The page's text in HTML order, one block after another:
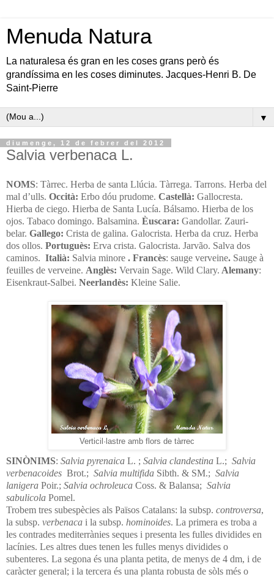
Menuda Natura
La naturalesa és gran en les coses grans però és
grandíssima en les coses diminutes. Jacques-Henri B. De
Saint-Pierre
▼
diumenge, 12 de febrer del 2012
Salvia verbenaca L.
NOMS: Tàrrec. Herba de santa Llúcia. Tàrrega. Tarrons. Herba del
mal d’ulls. Occità: Erbo dóu prudome. Castellà: Gallocresta.
Hierba de ciego. Hierba de Santa Lucía. Bálsamo. Hierba de los
ojos. Tabaco domingo. Balsamina. Èuscara: Gandollar. Zauri-
belar. Gallego: Crista de galina. Galocrista. Herba da cruz. Herba
dos ollos. Portuguès: Erva crista. Galocrista. Jarvão. Salva dos
caminos. Italià: Salvia minore . Francès: sauge verveine. Sauge à
feuilles de verveine. Anglès: Vervain Sage. Wild Clary. Alemany:
Eisenkraut-Salbei. Neerlandès: Kleine Salie.
Verticil·lastre amb flors de tàrrec
SINÒNIMS: Salvia pyrenaica L. ; Salvia clandestina L.; Salvia
verbenacoides Brot.; Salvia multifida Sibth. & SM.; Salvia
lanigera Poir.; Salvia ochroleuca Coss. & Balansa; Salvia
sabulicola Pomel.
Trobem tres subespècies als Països Catalans: la subsp. controversa,
la subsp. verbenaca i la subsp. hominoides. La primera es troba a
les contrades mediterrànies seques i presenta les fulles dividides en
lacínies. Les altres dues tenen les fulles menys dividides o
subenteres. La segona és una planta petita, de menys de 4 dm, i de
caràcter general; i la tercera és una planta robusta de sòls més o